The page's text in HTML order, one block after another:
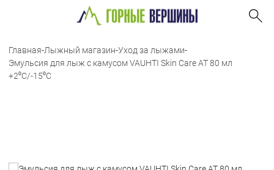
Главная-Лыжный магазин-Уход за лыжами-
Эмульсия для лыж с камусом VAUHTI Skin Care AT 80 мл
+2⁰C/-15⁰C